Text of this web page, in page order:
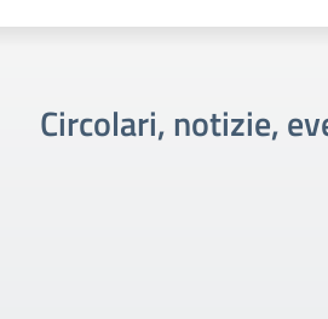
Circolari, notizie,